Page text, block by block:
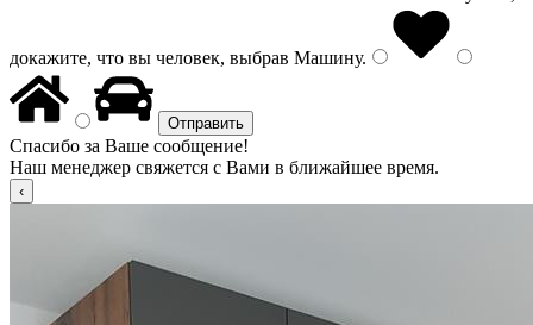
докажите, что вы человек, выбрав Машину.
Спасибо за Ваше сообщение!
Наш менеджер свяжется с Вами в ближайшее время.